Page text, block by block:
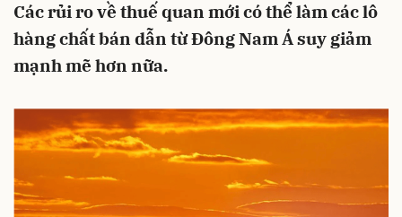
Các rủi ro về thuế quan mới có thể làm các lô
hàng chất bán dẫn từ Đông Nam Á suy giảm
mạnh mẽ hơn nữa.
Hủy